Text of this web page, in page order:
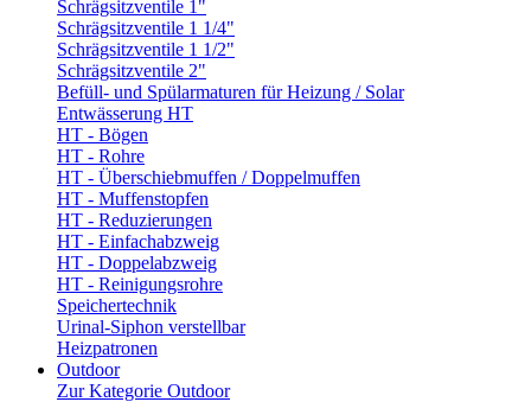
Schrägsitzventile 1"
Schrägsitzventile 1 1/4"
Schrägsitzventile 1 1/2"
Schrägsitzventile 2"
Befüll- und Spülarmaturen für Heizung / Solar
Entwässerung HT
HT - Bögen
HT - Rohre
HT - Überschiebmuffen / Doppelmuffen
HT - Muffenstopfen
HT - Reduzierungen
HT - Einfachabzweig
HT - Doppelabzweig
HT - Reinigungsrohre
Speichertechnik
Urinal-Siphon verstellbar
Heizpatronen
Outdoor
Zur Kategorie Outdoor